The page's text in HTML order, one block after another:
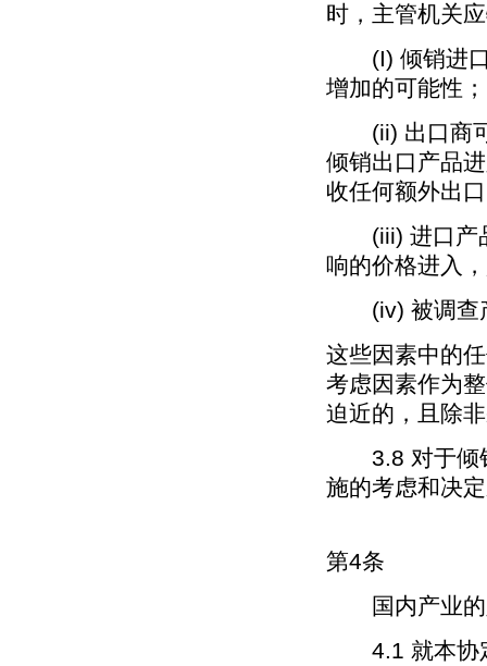
时，主管机关
(I) 倾销进口
增加的可能性；
(ii) 出口商可
倾销出口产品
收任何额外出
(iii) 进口产品
响的价格进入
(iv) 被调查
这些因素中的
考虑因素作为
迫近的，且除
3.8 对于倾销
施的考虑和决
第4条
国内产业的
4.1 就本协定